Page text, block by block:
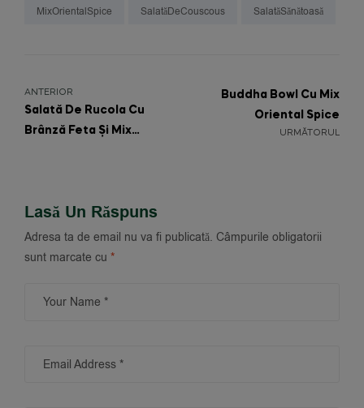
MixOrientalSpice SalatăDeCouscous SalatăSănătoasă
ANTERIOR
Salată De Rucola Cu
Brânză Feta Și Mix
URMĂTORUL
Buddha Bowl Cu Mix
Oriental Spice
Lasă Un Răspuns
Adresa ta de email nu va fi publicată. Câmpurile obligatorii
sunt marcate cu *